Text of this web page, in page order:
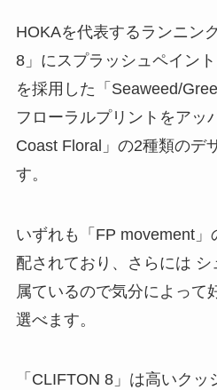
HOKAを代表するランニン
8」にスプラッシュペイン
を採用した「Seaweed/
フローラルプリントをアッ
Coast Floral」の2種類のデ
す。
いずれも「FP movement」
配されており、さらには
属ているので気分によって
選べます。
「CLIFTON 8」は高いク